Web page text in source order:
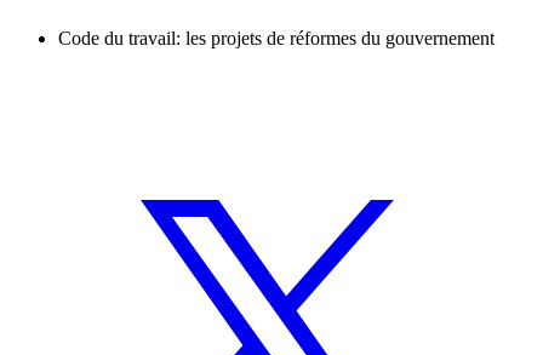
Code du travail: les projets de réformes du gouvernement